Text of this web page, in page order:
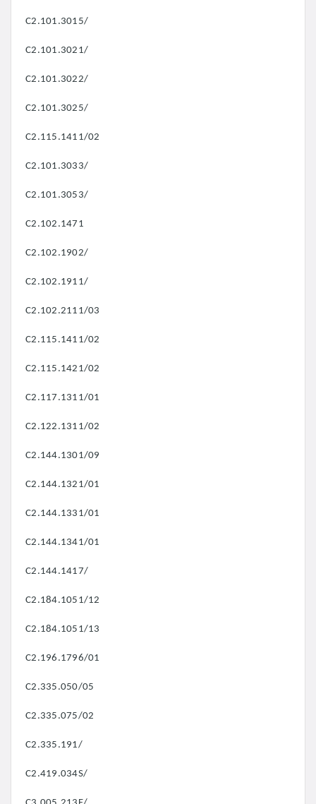
C2.101.3015/
C2.101.3021/
C2.101.3022/
C2.101.3025/
C2.115.1411/02
C2.101.3033/
C2.101.3053/
C2.102.1471
C2.102.1902/
C2.102.1911/
C2.102.2111/03
C2.115.1411/02
C2.115.1421/02
C2.117.1311/01
C2.122.1311/02
C2.144.1301/09
C2.144.1321/01
C2.144.1331/01
C2.144.1341/01
C2.144.1417/
C2.184.1051/12
C2.184.1051/13
C2.196.1796/01
C2.335.050/05
C2.335.075/02
C2.335.191/
C2.419.034S/